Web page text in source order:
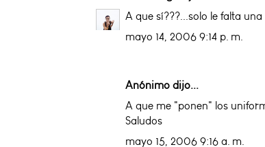
A que sí???...solo le falta
mayo 14, 2006 9:14 p. m.
Anónimo dijo...
A que me "ponen" los
Saludos
mayo 15, 2006 9:16 a. m.